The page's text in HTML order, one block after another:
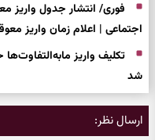
فوری/ انتشار جدول واریز
اجتماعی | اعلام زمان واریز
تکلیف واریز
شد
ارسال نظر: